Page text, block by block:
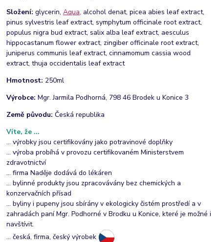
Složení: glycerin,Aqua, alcohol denat, picea abies leaf extract,
pinus sylvestris leaf extract, symphytum officinale root extract,
populus nigra bud extract, salix alba leaf extract, aesculus
hippocastanum flower extract, zingiber officinale root extract,
juniperus communis leaf extract, cinnamomum cassia wood
extract, thuja occidentalis leaf extract
Hmotnost: 250ml
Výrobce: Mgr. Jarmila Podhorná, 798 46 Brodek u Konice 3
Země původu:Česká republika
Víte, že ...
... výrobky jsou certifikovány jako potravinové doplňky
... výroba probíhá v provozu certifikovaném Ministerstvem
zdravotnictví
... firma Naděje dodává do lékáren
... bylinné produkty jsou zpracovávány bez chemických a
konzervačních přísad
... byliny i pupeny jsou sbírány v ekologicky čistém prostředí a v
zahradách paní Mgr. Podhorné v Brodku u Konice, které je možné i
navštívit.
... česká, firma, český výrobek